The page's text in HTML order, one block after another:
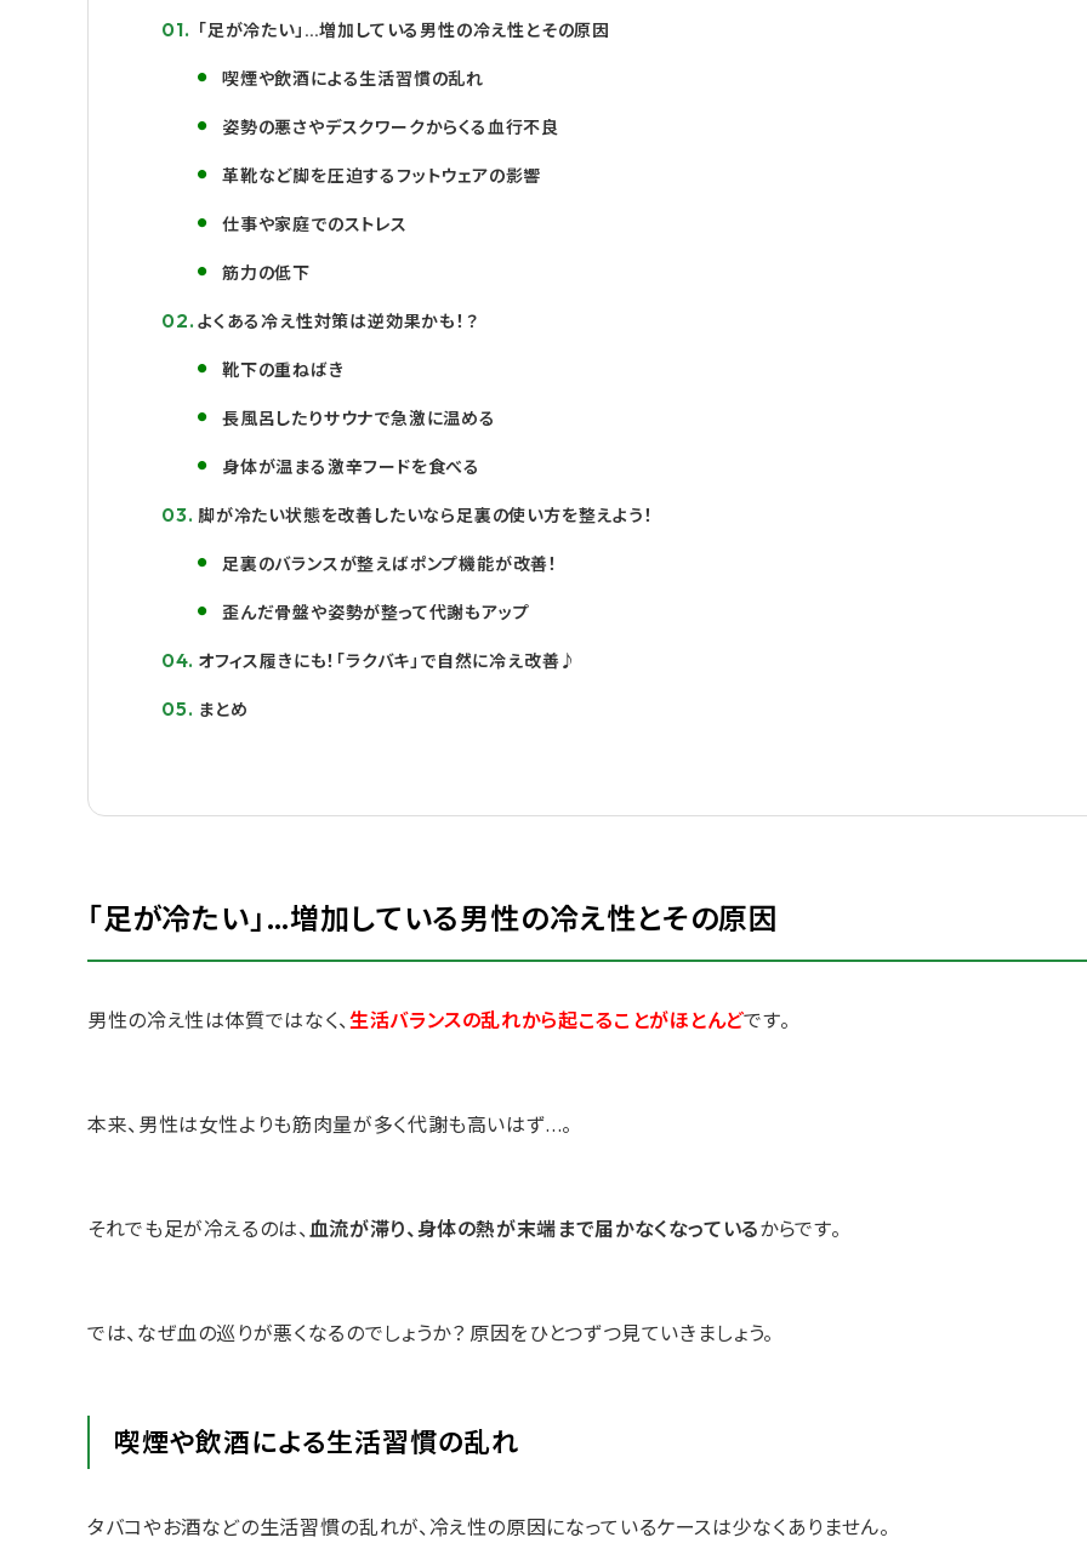
「足が冷たい」…増加している男性の冷え性とその原因
喫煙や飲酒による生活習慣の乱れ
姿勢の悪さやデスクワークからくる血行不良
革靴など脚を圧迫するフットウェアの影響
仕事や家庭でのストレス
筋力の低下
よくある冷え性対策は逆効果かも！？
靴下の重ねばき
長風呂したりサウナで急激に温める
身体が温まる激辛フードを食べる
脚が冷たい状態を改善したいなら足裏の使い方を整えよう！
足裏のバランスが整えばポンプ機能が改善！
歪んだ骨盤や姿勢が整って代謝もアップ
オフィス履きにも！「ラクバキ」で自然に冷え改善♪
まとめ
「足が冷たい」…増加している男性の冷え性とその原因
男性の冷え性は体質ではなく、生活バランスの乱れから起こることがほとんどです。
本来、男性は女性よりも筋肉量が多く代謝も高いはず...。
それでも足が冷えるのは、血流が滞り、身体の熱が末端まで届かなくなっているからです。
では、なぜ血の巡りが悪くなるのでしょうか？ 原因をひとつずつ見ていきましょう。
喫煙や飲酒による生活習慣の乱れ
タバコやお酒などの生活習慣の乱れが、冷え性の原因になっているケースは少なくありません。